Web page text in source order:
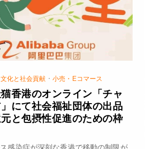
化と社会貢献 ·小売・Eコマース
香港のオンライン「チャ
にて社会福祉団体の出品
と包摂性促進のための枠
感染症が深刻な香港で移動の制限が